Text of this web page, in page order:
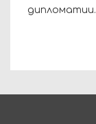
дипломатии.